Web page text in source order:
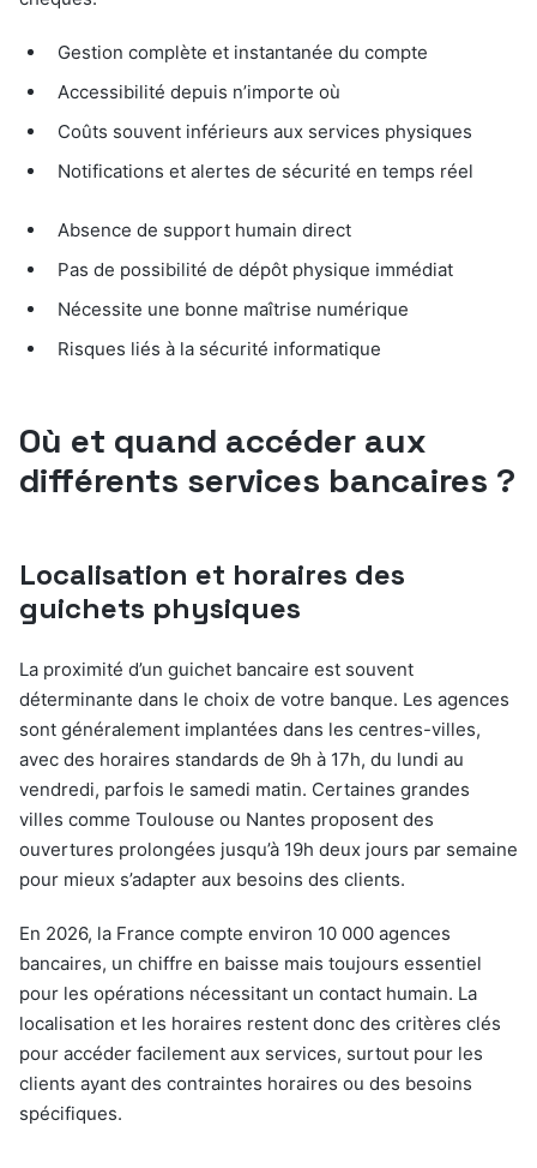
Gestion complète et instantanée du compte
Accessibilité depuis n’importe où
Coûts souvent inférieurs aux services physiques
Notifications et alertes de sécurité en temps réel
Absence de support humain direct
Pas de possibilité de dépôt physique immédiat
Nécessite une bonne maîtrise numérique
Risques liés à la sécurité informatique
Où et quand accéder aux
différents services bancaires ?
Localisation et horaires des
guichets physiques
La proximité d’un guichet bancaire est souvent
déterminante dans le choix de votre banque. Les agences
sont généralement implantées dans les centres-villes,
avec des horaires standards de 9h à 17h, du lundi au
vendredi, parfois le samedi matin. Certaines grandes
villes comme Toulouse ou Nantes proposent des
ouvertures prolongées jusqu’à 19h deux jours par semaine
pour mieux s’adapter aux besoins des clients.
En 2026, la France compte environ 10 000 agences
bancaires, un chiffre en baisse mais toujours essentiel
pour les opérations nécessitant un contact humain. La
localisation et les horaires restent donc des critères clés
pour accéder facilement aux services, surtout pour les
clients ayant des contraintes horaires ou des besoins
spécifiques.